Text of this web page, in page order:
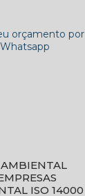
orçamento por
Whatsapp
AMBIENTAL
ISO 14000